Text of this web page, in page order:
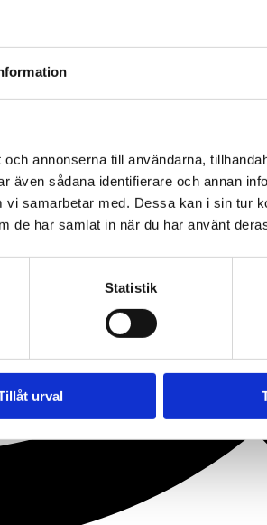
annonserna till användarna,
sådana identifierare och annan
samarbetar med. Dessa kan i sin tur
de har samlat in när du har använt
Statistik
urval